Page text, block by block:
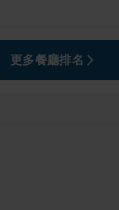
更多餐廳排名